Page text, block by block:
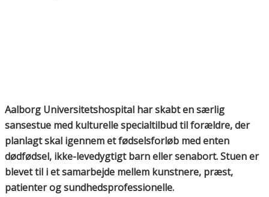
Aalborg Universitetshospital har skabt en særlig
sansestue med kulturelle specialtilbud til forældre, der
planlagt skal igennem et fødselsforløb med enten
dødfødsel, ikke-levedygtigt barn eller senabort. Stuen er
blevet til i et samarbejde mellem kunstnere, præst,
patienter og sundhedsprofessionelle.